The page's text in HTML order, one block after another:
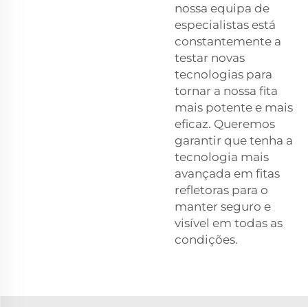
nossa equipa de
especialistas está
constantemente a
testar novas
tecnologias para
tornar a nossa fita
mais potente e mais
eficaz. Queremos
garantir que tenha a
tecnologia mais
avançada em fitas
refletoras para o
manter seguro e
visível em todas as
condições.